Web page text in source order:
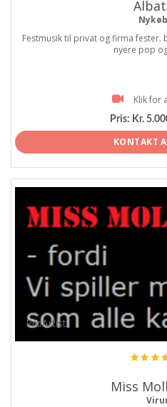
Festmusik til privat og firma fester.
nyere pop
Klik for
Pris: Kr.
KONTAKT
ProArtist
Miss